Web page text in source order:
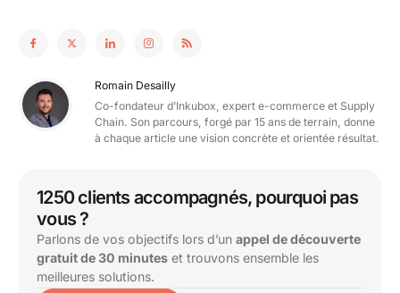
Romain Desailly
Co-fondateur d’Inkubox, expert e-commerce et Supply
Chain. Son parcours, forgé par 15 ans de terrain, donne
à chaque article une vision concrète et orientée résultat.
1250 clients accompagnés, pourquoi pas
vous ?
Parlons de vos objectifs lors d’unappel de découverte
gratuit de 30 minutes et trouvons ensemble les
meilleures solutions.